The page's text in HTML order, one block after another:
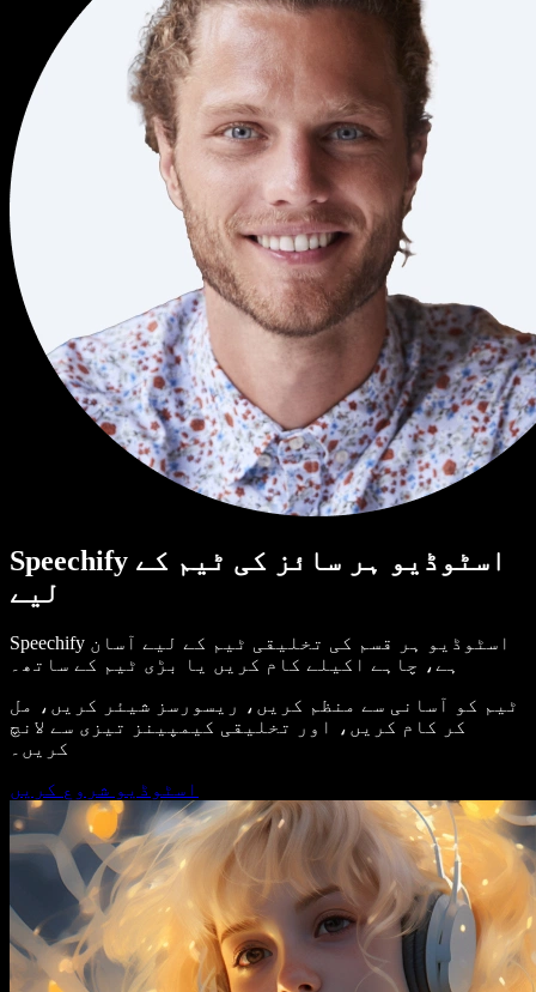
Speechify اسٹوڈیو ہر سائز کی ٹیم کے
لیے
Speechify اسٹوڈیو ہر قسم کی تخلیقی ٹیم کے لیے آسان
ہے، چاہے اکیلے کام کریں یا بڑی ٹیم کے ساتھ۔
ٹیم کو آسانی سے منظم کریں، ریسورسز شیئر کریں، مل
کر کام کریں، اور تخلیقی کیمپینز تیزی سے لانچ
کریں۔
اسٹوڈیو شروع کریں